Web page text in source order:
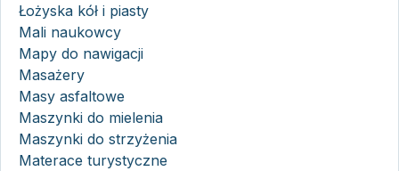
Łożyska kół i piasty
Mali naukowcy
Mapy do nawigacji
Masażery
Masy asfaltowe
Maszynki do mielenia
Maszynki do strzyżenia
Materace turystyczne